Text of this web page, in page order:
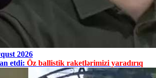
2026
etdi: Öz ballistik raketlərimizi yaradırıq